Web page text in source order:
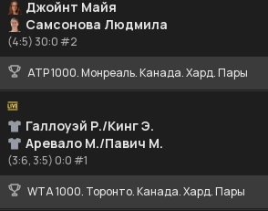
Джойнт Майя
Самсонова Людмила
(4:5) 30:0 #2
ATP 1000. Монреаль. Канада. Хард. Пары
Галлоуэй Р./Кинг Э.
Аревало М./Павич М.
(3:6, 3:5) 0:0 #1
WTA 1000. Торонто. Канада. Хард. Пары